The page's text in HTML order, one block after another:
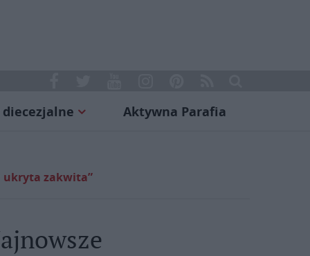
diecezjalne Aktywna Parafia
ukryta zakwita”